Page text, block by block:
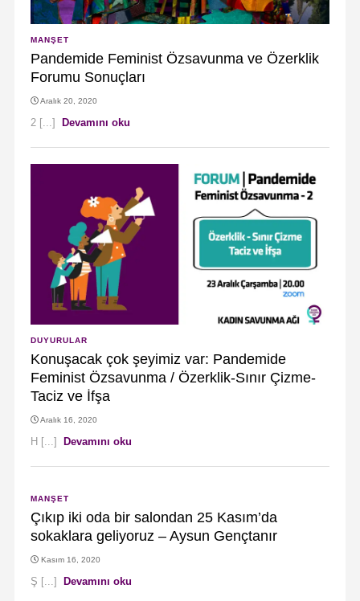
MANŞET
Pandemide Feminist Özsavunma ve Özerklik
Forumu Sonuçları
Aralık 20, 2020
2 [...] Devamını oku
DUYURULAR
Konuşacak çok şeyimiz var: Pandemide
Feminist Özsavunma / Özerklik-Sınır Çizme-
Taciz ve İfşa
Aralık 16, 2020
H [...] Devamını oku
MANŞET
Çıkıp iki oda bir salondan 25 Kasım’da
sokaklara geliyoruz – Aysun Gençtanır
Kasım 16, 2020
Ş [...] Devamını oku